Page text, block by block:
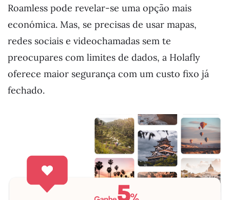
Roamless pode revelar-se uma opção mais
económica. Mas, se precisas de usar mapas,
redes sociais e videochamadas sem te
preocupares com limites de dados, a Holafly
oferece maior segurança com um custo fixo já
fechado.